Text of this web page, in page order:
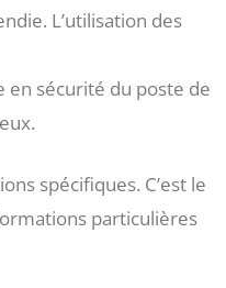
L’utilisation des
en sécurité du poste de
spécifiques. C’est le
particulières